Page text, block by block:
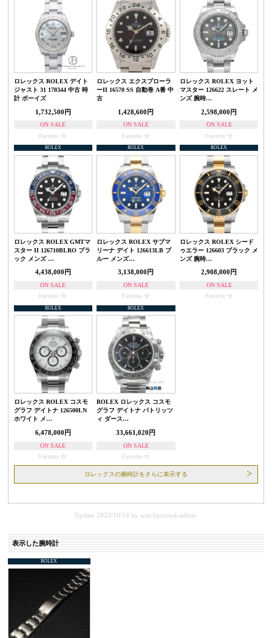
ロレックス ROLEX デイト
ジャスト 31 178344 中古 時
計 ボーイズ
1,732,500円
ON SALE
Favorite
ロレックス エクスプローラ
ーII 16570 SS 自動巻 A番 中
古
1,428,600円
ON SALE
Favorite
ロレックス ROLEX ヨット
マスター 126622 スレート メ
ンズ 腕時…
2,598,000円
ON SALE
Favorite
ROLEX
ロレックス ROLEX GMTマ
スター II 126710BLRO ブラ
ック メンズ …
4,438,000円
ON SALE
Favorite
ROLEX
ロレックス ROLEX サブマ
リーナ デイト 126613LB ブ
ルー メンズ…
3,138,000円
ON SALE
Favorite
ROLEX
ロレックス ROLEX シード
ゥエラー 126603 ブラック メ
ンズ 腕時…
2,908,000円
ON SALE
Favorite
ROLEX
ロレックス ROLEX コスモ
グラフ デイトナ 126500LN
ホワイト メ…
6,478,000円
ON SALE
Favorite
ROLEX
ROLEX ロレックス コスモ
グラフ デイトナ パトリッツ
ィ ダース…
33,661,020円
ON SALE
Favorite
ロレックスの腕時計をさらに表示する
Update 2023/10/24 bywatchjournal-admin
表示した腕時計
ROLEX